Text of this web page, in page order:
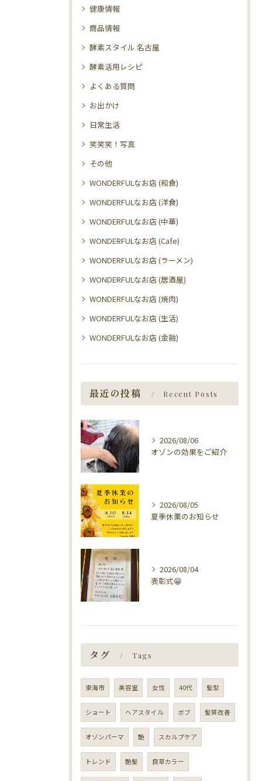
健康情報
商品情報
酵素スタイル 名古屋
酵素活用レシピ
よくある質問
お出かけ
日常生活
笑笑笑！写真
その他
WONDERFULなお店 (和食)
WONDERFULなお店 (洋食)
WONDERFULなお店 (中華)
WONDERFULなお店 (Cafe)
WONDERFULなお店 (ラーメン)
WONDERFULなお店 (居酒屋)
WONDERFULなお店 (焼肉)
WONDERFULなお店 (生活)
WONDERFULなお店 (金融)
最近の投稿 Recent Posts
2026/08/06
オゾンの効果をご紹介
2026/08/05
夏季休業のお知らせ
2026/08/04
表彰式😁
タグ Tags
東海市 美容室 女性 40代 髪型
ショート ヘアスタイル ボブ 髪質改善
オゾンパーマ 艶 スカルプケア
トレンド 艶髪 良草カラー